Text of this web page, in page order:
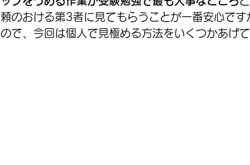
頼のおける第3者に見てもらうことが一番安心で
ので、今回は個人で見極める方法をいくつかあげ